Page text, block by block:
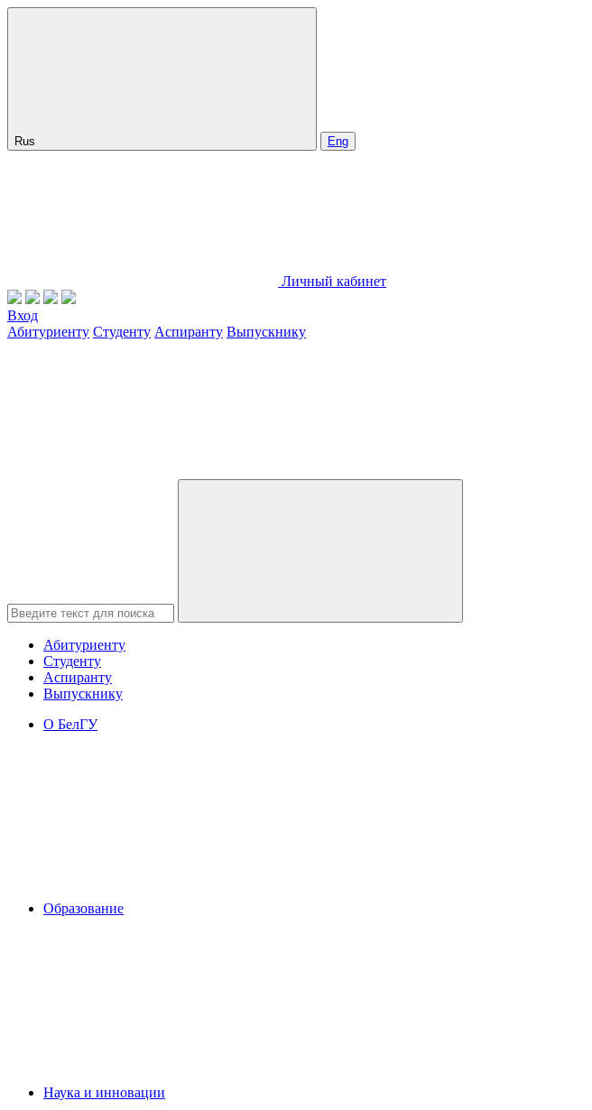
Rus Eng
Личный кабинет
Вход
Абитуриенту Студенту Аспиранту Выпускнику
Абитуриенту
Студенту
Аспиранту
Выпускнику
О БелГУ
Образование
Наука и инновации